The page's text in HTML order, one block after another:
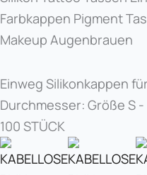
Farbkappen Pigment
Makeup Augenbrauen
Einweg Silikonkappen
Durchmesser: Größe S -
100 STÜCK